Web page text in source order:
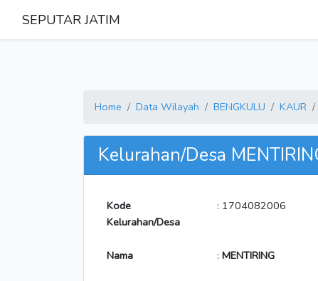
SEPUTAR JATIM
Home Data Wilayah BENGKULU KAUR
Kelurahan/Desa
Kode
Kelurahan/Desa
: 1704082006
Nama : MENTIRING